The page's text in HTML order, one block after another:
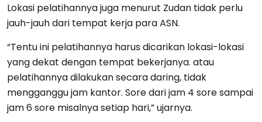
Lokasi pelatihannya juga menurut Zudan tidak perlu
jauh-jauh dari tempat kerja para ASN.
“Tentu ini pelatihannya harus dicarikan lokasi-lokasi
yang dekat dengan tempat bekerjanya. atau
pelatihannya dilakukan secara daring, tidak
mengganggu jam kantor. Sore dari jam 4 sore sampai
jam 6 sore misalnya setiap hari,” ujarnya.